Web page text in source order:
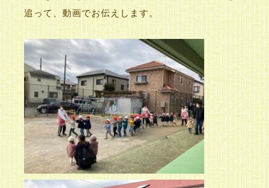
追って、動画でお伝えします。